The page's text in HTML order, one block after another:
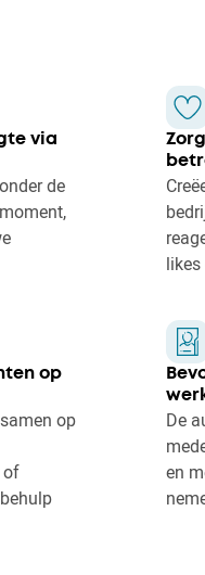
via
de
likes
op
op
of
De
en